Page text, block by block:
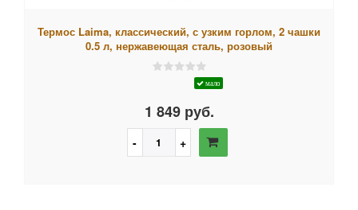
Термос Laima, классический, с узким горлом, 2 чашки
0.5 л, нержавеющая сталь, розовый
мало
1 849 руб.